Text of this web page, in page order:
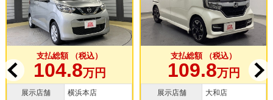
支払総額 （税込）
104.8万円
展示店舗 横浜本店
支払総額 （税込）
109.8万円
展示店舗 大和店